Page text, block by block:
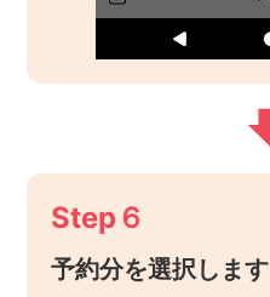
Step６
予約分を選択します